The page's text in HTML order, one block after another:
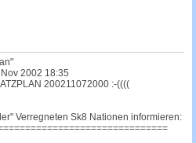
2002 18:35
200211072000 :-((((
Verregneten Sk8 Nationen informieren: